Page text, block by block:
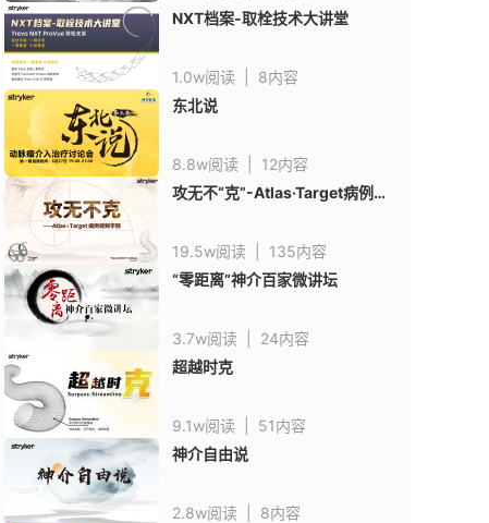
NXT档案-取栓技术大讲堂
1.0w阅读
8内容
东北说
8.8w阅读
12内容
攻无不“克”-Atlas·Target病例视
19.5w阅读
135内容
“零距离”神介百家微讲坛
3.7w阅读
24内容
超越时克
9.1w阅读
51内容
神介自由说
2.8w阅读
8内容